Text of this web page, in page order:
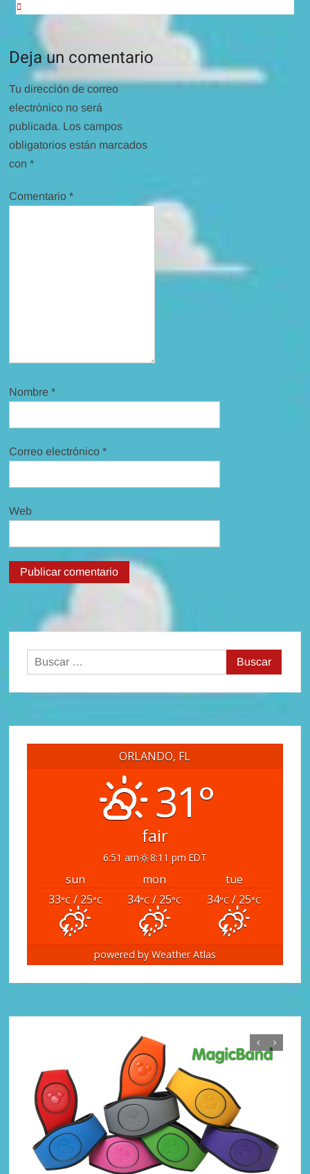
Deja un comentario
Tu dirección de correo
electrónico no será
publicada. Los campos
obligatorios están marcados
con*
Comentario*
Nombre*
Correo electrónico*
Web
Buscar:
ORLANDO, FL
31°
fair
6:51 am 8:11 pm EDT
sun mon
tue
33°C/ 25°C 34°C / 25°C 34°C / 25°C
powered by Weather Atlas